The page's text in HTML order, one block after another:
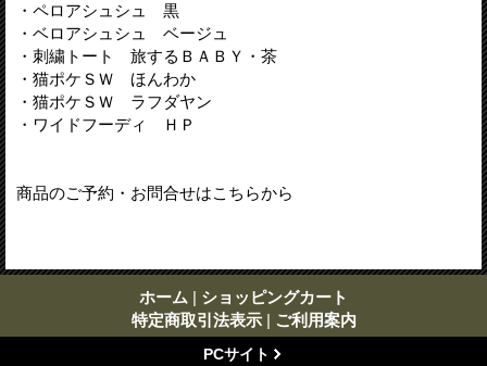
・ペロアシュシュ 黒
・ベロアシュシュ ベージュ
・刺繍トート 旅するＢＡＢＹ・茶
・猫ポケＳＷ ほんわか
・猫ポケＳＷ ラフダヤン
・ワイドフーディ ＨＰ
商品のご予約・お問合せはこちらから
ホーム | ショッピングカート
特定商取引法表示 | ご利用案内
PCサイト